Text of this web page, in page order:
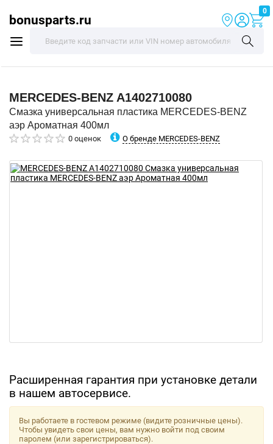
bonusparts.ru
0
MERCEDES-BENZ A1402710080
Смазка универсальная пластика MERCEDES-BENZ
аэр Ароматная 400мл
0 оценок О бренде MERCEDES-BENZ
Расширенная гарантия при установке детали
в нашем автосервисе.
Вы работаете в гостевом режиме (видите розничные цены).
Чтобы увидеть свои цены, вам нужно войти под своим
паролем (или зарегистрироваться).